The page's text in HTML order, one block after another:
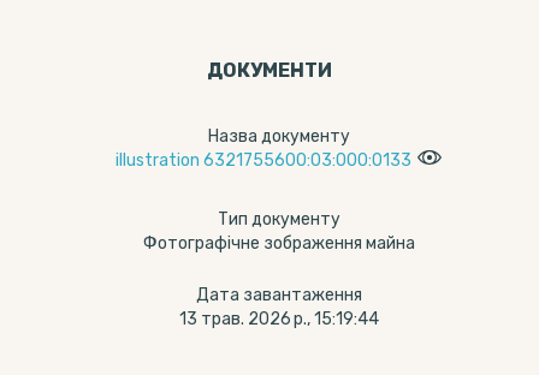
ДОКУМЕНТИ
Назва документу
illustration 6321755600:03:000:0133
Тип документу
Фотографічне зображення майна
Дата завантаження
13 трав. 2026 р., 15:19:44